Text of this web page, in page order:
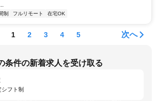
制 フルリモート 在宅OK
1 2 3 4 5 次へ
条件の新着求人を受け取る
シフト制